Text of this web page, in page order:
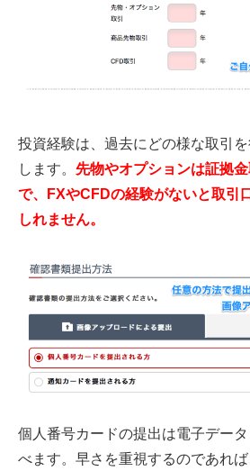
投資経験は、過去にどの様な取引
します。 先物やオプションは証拠
で、
FXやCFDの経験がないと取引
しれません。
個人番号カードの提出は電子デー
べます。早さを重視するのであれ